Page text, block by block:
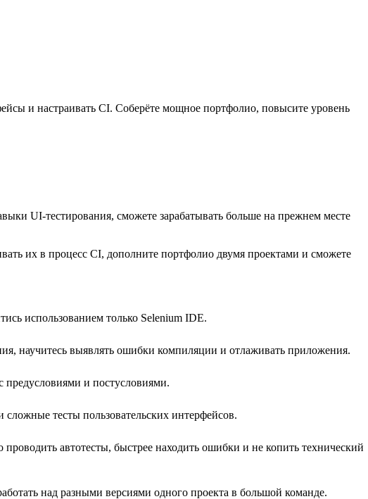
и настраивать CI. Соберёте мощное портфолио, повысите уровень
UI-тестирования, сможете зарабатывать больше на прежнем месте
их в процесс CI, дополните портфолио двумя проектами и сможете
использованием только Selenium IDE.
научитесь выявлять ошибки компиляции и отлаживать приложения.
предусловиями и постусловиями.
сложные тесты пользовательских интерфейсов.
автотесты, быстрее находить ошибки и не копить технический
над разными версиями одного проекта в большой команде.